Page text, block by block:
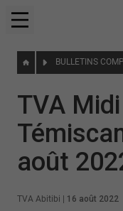
BULLETINS
TVA
août
TVA Abitibi 16 août 2022